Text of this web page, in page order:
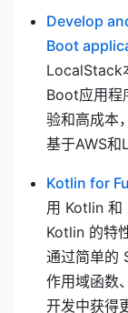
Develop
Boot
LocalStack
Boot应用程
验和高成本
基于AWS和
Kotlin for
用 Kotlin 和
Kotlin 的特
通过简单的
作用域函数
开发中获得